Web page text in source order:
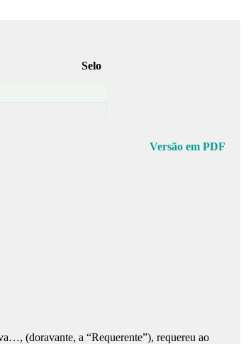
Selo
Versão em PDF
(doravante, a “Requerente”), requereu ao